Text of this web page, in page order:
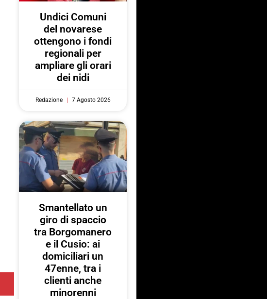
Undici Comuni
del novarese
ottengono i fondi
regionali per
ampliare gli orari
dei nidi
Redazione 7 Agosto 2026
Smantellato un
giro di spaccio
tra Borgomanero
e il Cusio: ai
domiciliari un
47enne, tra i
clienti anche
minorenni